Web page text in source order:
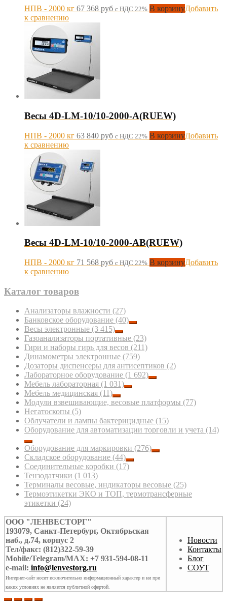
НПВ - 2000 кг 67 368 руб с НДС 22% В корзинуДобавить
к сравнению
Весы 4D-LM-10/10-2000-A(RUEW)
НПВ - 2000 кг 63 840 руб с НДС 22% В корзинуДобавить
к сравнению
Весы 4D-LM-10/10-2000-AB(RUEW)
НПВ - 2000 кг 71 568 руб с НДС 22% В корзинуДобавить
к сравнению
Каталог товаров
Анализаторы влажности (27)
Банковское оборудование (40)
Весы электронные (3 415)
Газоанализаторы портативные (23)
Гири и наборы гирь для весов (211)
Динамометры электронные (759)
Дозаторы диспенсеры для антисептиков (2)
Лабораторное оборудование (1 692)
Мебель лабораторная (1 031)
Мебель медицинская (11)
Модули взвешивающие, весовые платформы (77)
Негатоскопы (5)
Облучатели и лампы бактерицидные (15)
Оборудование для автоматизации торговли и учета (14)
Оборудование для маркировки (276)
Складское оборудование (44)
Соединительные коробки (17)
Тензодатчики (1 013)
Терминалы весовые, индикаторы весовые (25)
Термоэтикетки ЭКО и ТОП, термотрансферные
этикетки (24)
ООО "ЛЕНВЕСТОРГ"
193079, Санкт-Петербург, Октябрьская
наб., д.74, корпус 2
Тел/факс: (812)322-59-39
Mobile/Telegram/MAX: +7 931-594-08-11
e-mail: info@lenvestorg.ru
Интернет-сайт носит исключительно информационный характер и ни при
каких условиях не является публичной офертой.
Новости
Контакты
Блог
СОУТ